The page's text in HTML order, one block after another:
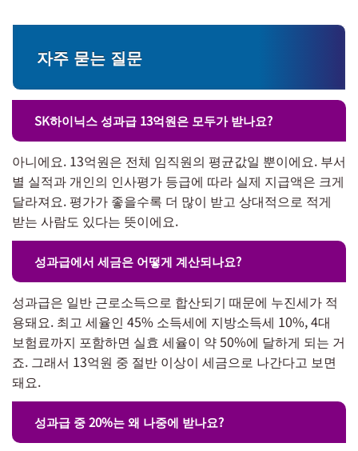
자주 묻는 질문
SK하이닉스 성과급 13억원은 모두가 받나요?
아니에요. 13억원은 전체 임직원의 평균값일 뿐이에요. 부서
별 실적과 개인의 인사평가 등급에 따라 실제 지급액은 크게
달라져요. 평가가 좋을수록 더 많이 받고 상대적으로 적게
받는 사람도 있다는 뜻이에요.
성과급에서 세금은 어떻게 계산되나요?
성과급은 일반 근로소득으로 합산되기 때문에 누진세가 적
용돼요. 최고 세율인 45% 소득세에 지방소득세 10%, 4대
보험료까지 포함하면 실효 세율이 약 50%에 달하게 되는 거
죠. 그래서 13억원 중 절반 이상이 세금으로 나간다고 보면
돼요.
성과급 중 20%는 왜 나중에 받나요?